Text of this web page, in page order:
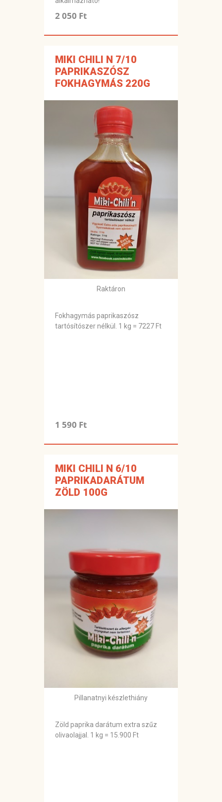
2 050 Ft
MIKI CHILI N 7/10
PAPRIKASZÓSZ
FOKHAGYMÁS 220G
Raktáron
Fokhagymás paprikaszósz
tartósítószer nélkül. 1 kg = 7227 Ft
1 590 Ft
MIKI CHILI N 6/10
PAPRIKADARÁTUM
ZÖLD 100G
Pillanatnyi készlethiány
Zöld paprika darátum extra szűz
olivaolajjal. 1 kg = 15.900 Ft